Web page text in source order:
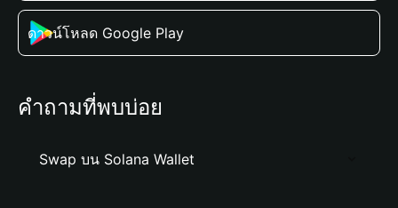
ดาวน์โหลด Google Play
คำถามที่พบบ่อย
Swap บน Solana Wallet